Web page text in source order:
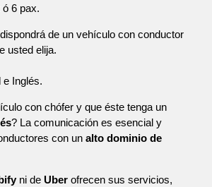
6 pax.
de un vehículo con conductor
usted elija.
e Inglés.
con chófer y que éste tenga un
? La comunicación es esencial y
con un alto dominio de
ni de Uber ofrecen sus servicios,